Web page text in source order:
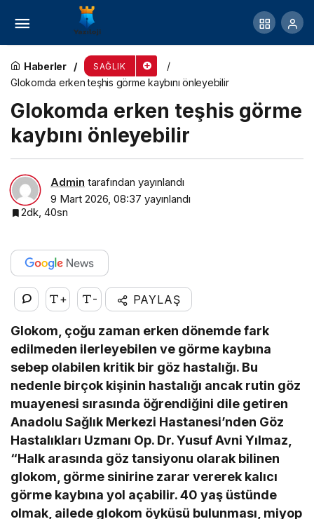
Haberler SAĞLIK
Glokomda erken teşhis görme kaybını önleyebilir
Glokomda erken teşhis görme
kaybını önleyebilir
Admin tarafından yayınlandı
9 Mart 2026, 08:37 yayınlandı
2dk, 40sn
+ - PAYLAŞ
Glokom, çoğu zaman erken dönemde fark
edilmeden ilerleyebilen ve görme kaybına
sebep olabilen kritik bir göz hastalığı. Bu
nedenle birçok kişinin hastalığı ancak rutin göz
muayenesi sırasında öğrendiğini dile getiren
Anadolu Sağlık Merkezi Hastanesi’nden Göz
Hastalıkları Uzmanı Op. Dr. Yusuf Avni Yılmaz,
“Halk arasında göz tansiyonu olarak bilinen
glokom, görme sinirine zarar vererek kalıcı
görme kaybına yol açabilir. 40 yaş üstünde
olmak, ailede glokom öyküsü bulunması, miyop
Nedensiz yorgunluk, motivasyon kaybı, uyku